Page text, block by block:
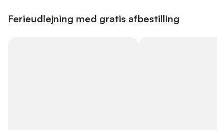
Ferieudlejning med gratis afbestilling